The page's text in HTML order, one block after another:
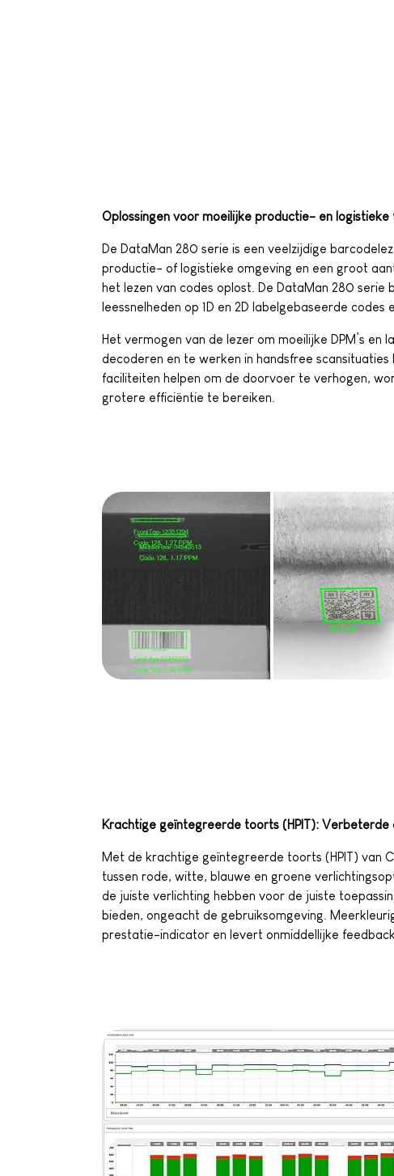
Oplossingen voor moeilijke productie- en logistieke
De DataMan 280 serie is een veelzijdige
productie- of logistieke omgeving en een groot
het lezen van codes oplost. De DataMan 280 serie
leessnelheden op 1D en 2D labelgebaseerde codes
Het vermogen van de lezer om moeilijke DPM’s en
decoderen en te werken in handsfree scansituaties
faciliteiten helpen om de doorvoer te verhogen,
grotere efficiëntie te bereiken.
Krachtige geïntegreerde toorts (HPIT): Verbeterde
Met de krachtige geïntegreerde toorts (HPIT) van
tussen rode, witte, blauwe en groene
de juiste verlichting hebben voor de juiste
bieden, ongeacht de gebruiksomgeving.
prestatie-indicator en levert onmiddellijke